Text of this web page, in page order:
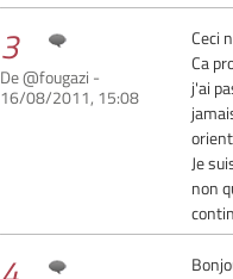
3
De @fougazi -
16/08/2011, 15:08
Ceci
Ca
j'ai
Je
non